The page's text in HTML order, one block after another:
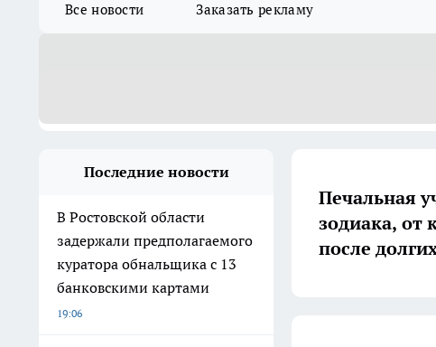
Все новости Заказать рекламу
Последние новости
В Ростовской области
задержали предполагаемого
куратора обнальщика с 13
банковскими картами
19:06
Печальная
зодиака, от
после